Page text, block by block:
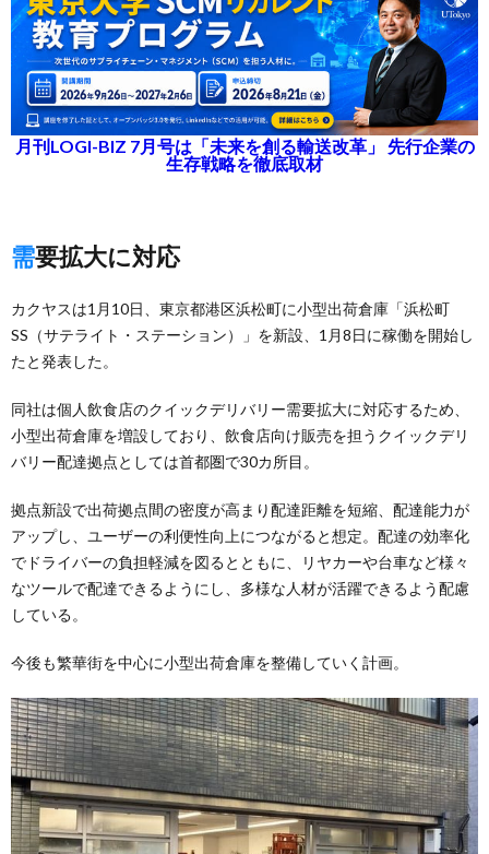
月刊LOGI-BIZ 7月号は「未来を創る輸送改革」 先行企業の
生存戦略を徹底取材
需要拡大に対応
カクヤスは1月10日、東京都港区浜松町に小型出荷倉庫「浜松町
SS（サテライト・ステーション）」を新設、1月8日に稼働を開始し
たと発表した。
同社は個人飲食店のクイックデリバリー需要拡大に対応するため、
小型出荷倉庫を増設しており、飲食店向け販売を担うクイックデリ
バリー配達拠点としては首都圏で30カ所目。
拠点新設で出荷拠点間の密度が高まり配達距離を短縮、配達能力が
アップし、ユーザーの利便性向上につながると想定。配達の効率化
でドライバーの負担軽減を図るとともに、リヤカーや台車など様々
なツールで配達できるようにし、多様な人材が活躍できるよう配慮
している。
今後も繁華街を中心に小型出荷倉庫を整備していく計画。